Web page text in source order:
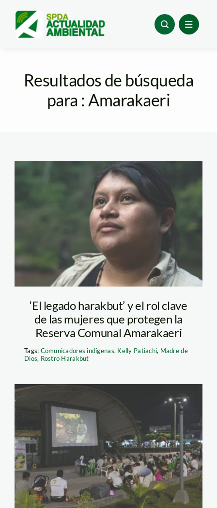
content
Resultados de búsqueda
para : Amarakaeri
Kelly-Patiachi-foto-
diego-perez-spda
‘El legado harakbut’ y el rol clave
de las mujeres que protegen la
Reserva Comunal Amarakaeri
Tags: Comunicadores indígenas, Kelly Patiachi, Madre de
Dios, Rostro Harakbut
puerto-maldonado-
documentales-
comunciadores-
indigenas-foto-diego-
perez-spda